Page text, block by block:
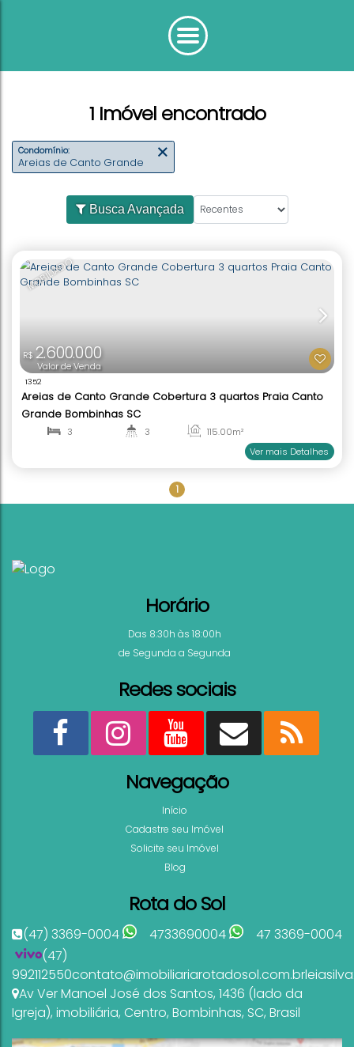
1 Imóvel encontrado
Condomínio:
Busca Avançada
MOBILIADO
2.600.000
Areias de Canto Grande Cobertura 3 quartos
1
Horário
Das 8:30h às 18:00h
de Segunda a Segunda
Redes sociais
Navegação
Início
Cadastre seu Imóvel
Solicite seu Imóvel
Blog
Rota do Sol
(47) 3369-0004 4733690004
47 3369-0004
(47)
992112550contato@imobiliariarotadosol.com.br
Av Ver Manoel José dos Santos, 1436 (lado da
Igreja), imobiliária, Centro, Bombinhas, SC, Brasil